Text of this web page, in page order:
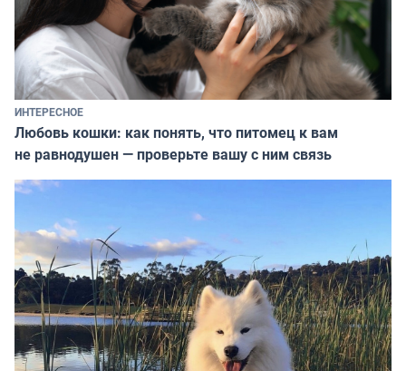
ИНТЕРЕСНОЕ
Любовь кошки: как понять, что питомец к вам
не равнодушен — проверьте вашу с ним связь